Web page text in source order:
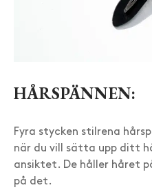
HÅRSPÄNNEN:
Fyra stycken stilrena
när du vill sätta upp ditt
ansiktet. De håller håret
på det.